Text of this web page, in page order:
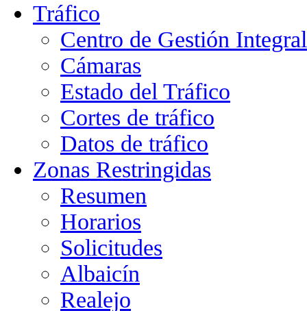
Tráfico
Centro de Gestión
Cámaras
Estado del Tráfico
Cortes de tráfico
Datos de tráfico
Zonas Restringidas
Resumen
Horarios
Solicitudes
Albaicín
Realejo